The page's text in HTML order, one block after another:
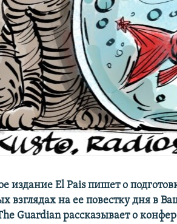
издание El Pais пишет о
взглядах на ее повестку дня в
Guardian рассказывает о